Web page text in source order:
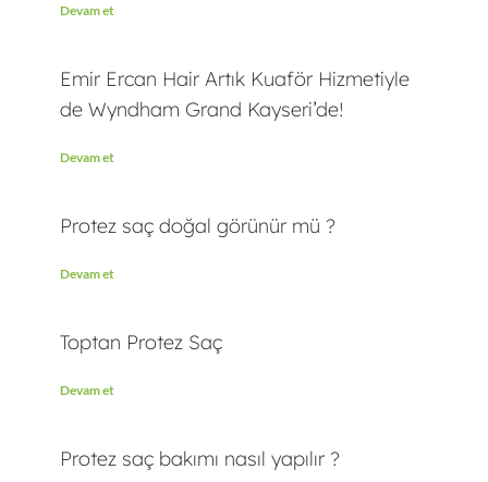
Devam et
Emir Ercan Hair Artık Kuaför Hizmetiyle
de Wyndham Grand Kayseri’de!
Devam et
Protez saç doğal görünür mü ?
Devam et
Toptan Protez Saç
Devam et
Protez saç bakımı nasıl yapılır ?